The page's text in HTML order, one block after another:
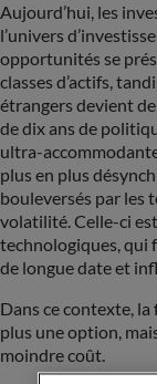
Aujourd’hui, les
l’univers
opportunités se
classes d’actifs,
étrangers devient
de dix ans de
ultra-
plus en plus
bouleversés par les
volatilité. Celle-ci
technologiques, qui
de longue date et
Dans ce contexte,
plus une option,
moindre coût.